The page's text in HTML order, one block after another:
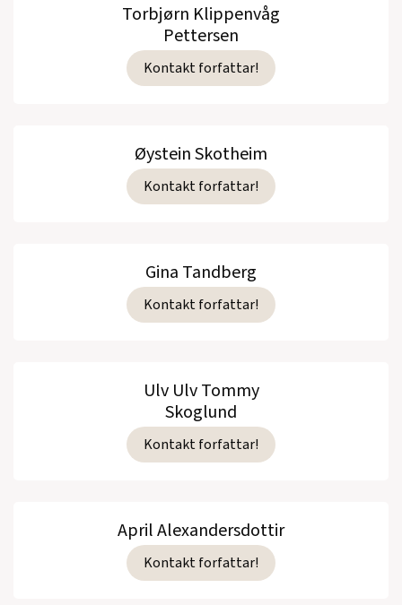
Torbjørn Klippenvåg
Pettersen
Kontakt forfattar!
Øystein Skotheim
Kontakt forfattar!
Gina Tandberg
Kontakt forfattar!
Ulv Ulv Tommy
Skoglund
Kontakt forfattar!
April Alexandersdottir
Kontakt forfattar!